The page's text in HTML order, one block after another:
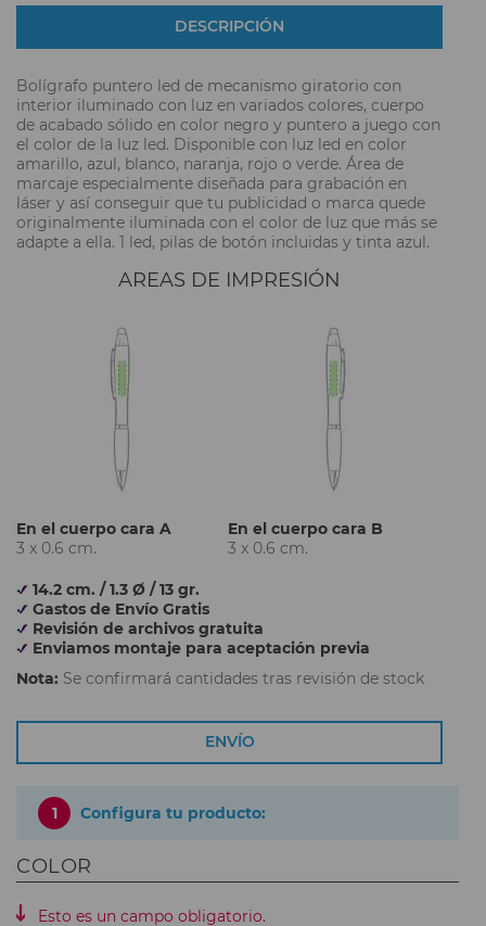
DESCRIPCIÓN
Bolígrafo puntero led de mecanismo giratorio con
interior iluminado con luz en variados colores, cuerpo
de acabado sólido en color negro y puntero a juego con
el color de la luz led. Disponible con luz led en color
amarillo, azul, blanco, naranja, rojo o verde. Área de
marcaje especialmente diseñada para grabación en
láser y así conseguir que tu publicidad o marca quede
originalmente iluminada con el color de luz que más se
adapte a ella. 1 led, pilas de botón incluidas y tinta azul.
AREAS DE IMPRESIÓN
En el cuerpo cara A
3 x 0.6 cm.
En el cuerpo cara B
3 x 0.6 cm.
14.2 cm. / 1.3 Ø / 13 gr.
Gastos de Envío Gratis
Revisión de archivos gratuita
Enviamos montaje para aceptación previa
Nota: Se confirmará cantidades tras revisión de stock
ENVÍO
1 Configura tu producto:
COLOR
Esto es un campo obligatorio.